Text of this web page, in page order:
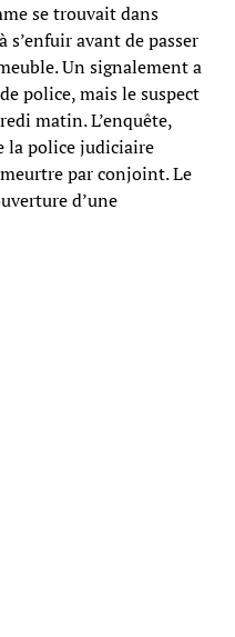
se trouvait dans
avant de passer
Un signalement a
police, mais le suspect
matin. L’enquête,
la police judiciaire
par conjoint. Le
d’une